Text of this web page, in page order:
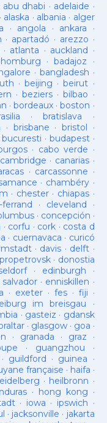
abu dhabi · adelaide ·
· alaska · albania · alger
· angola · ankara ·
· apartadó · arezzo ·
atlanta · auckland ·
·badajoz ·
· bangladesh ·
·beijing ·beirut ·
·beziers ·bilbao ·
·bordeaux ·boston ·
·bratislava ·
· brisbane · bristol ·
bucuresti · budapest·
· cabo verde ·
cambridge · canarias·
· carcassonne ·
· chambéry·
· chester· chiapas ·
· cleveland ·
· concepción ·
· corfu · cork · costa d
· cuernavaca · curicó
· davis · delft ·
· donostia
· edinburgh ·
salvador · enniskillen ·
· exeter· fes· fiji ·
im breisgau ·
· gasteiz · gdansk
· glasgow· goa ·
· granada · graz ·
· guangzhou ·
guildford · guinea ·
française · haifa ·
· heilbronn ·
· hong kong ·
· iowa · ipswich ·
· jacksonville · jakarta